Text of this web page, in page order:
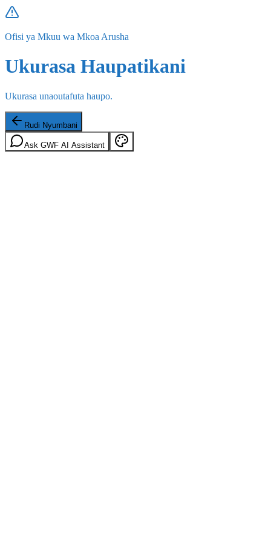
Ofisi ya Mkuu wa Mkoa Arusha
Ukurasa Haupatikani
Ukurasa unaoutafuta haupo.
Rudi Nyumbani
Ask GWF AI Assistant